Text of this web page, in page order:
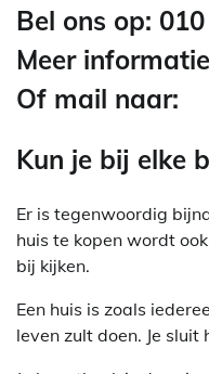
Bel ons op:
Meer
Of mail naar:
Kun je bij elke
Er is tegenwoordig
huis te kopen wordt
bij kijken.
Een huis is zoals
leven zult doen. Je